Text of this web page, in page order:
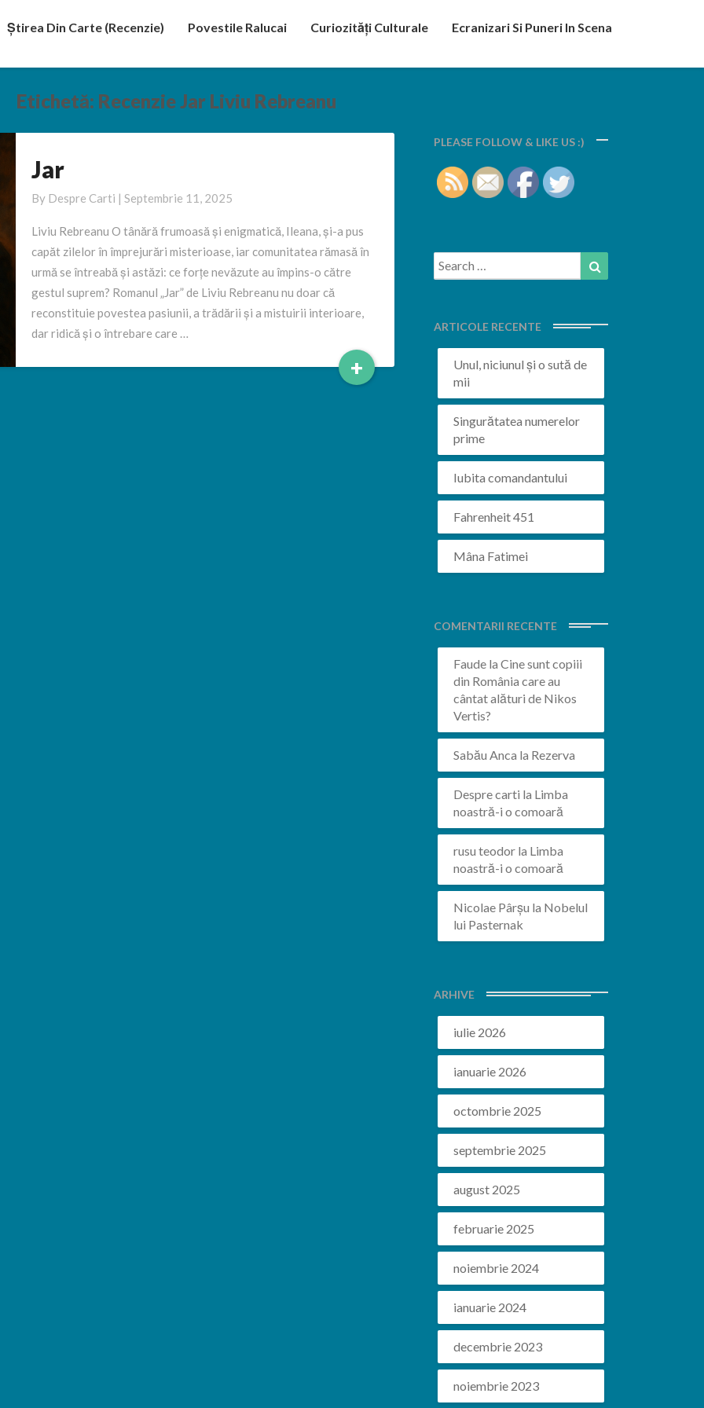
Știrea Din Carte (recenzie) Povestile Ralucai Curiozități Culturale Ecranizari Si Puneri In Scena
Etichetă: Recenzie Jar Liviu Rebreanu
Jar
Jar
By Despre Carti | Septembrie 11, 2025
Liviu Rebreanu O tânără frumoasă și enigmatică, Ileana, și-a pus
capăt zilelor în împrejurări misterioase, iar comunitatea rămasă în
urmă se întreabă și astăzi: ce forțe nevăzute au împins-o către
gestul suprem? Romanul „Jar” de Liviu Rebreanu nu doar că
reconstituie povestea pasiunii, a trădării și a mistuirii interioare,
dar ridică și o întrebare care …
+Read
More
PLEASE FOLLOW & LIKE US :)
Search
for:
ARTICOLE RECENTE
Unul, niciunul și o sută de
mii
Singurătatea numerelor
prime
Iubita comandantului
Fahrenheit 451
Mâna Fatimei
COMENTARII RECENTE
Faudela Cine sunt copiii
din România care au
cântat alături de Nikos
Vertis?
Sabău Anca la Rezerva
Despre carti la Limba
noastră-i o comoară
rusu teodorla Limba
noastră-i o comoară
Nicolae Pârșu la Nobelul
lui Pasternak
ARHIVE
iulie 2026
ianuarie 2026
octombrie 2025
septembrie 2025
august 2025
februarie 2025
noiembrie 2024
ianuarie 2024
decembrie 2023
noiembrie 2023